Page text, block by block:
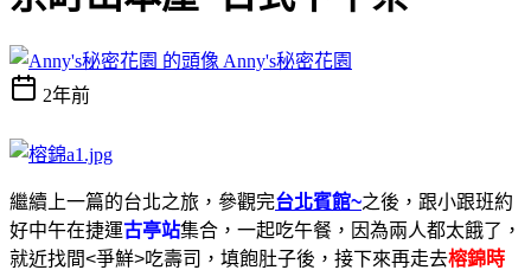
Anny's秘密花園
2年前
繼續上一篇的台北之旅，參觀完台北賓館~之後，跟小跟班約
好中午在捷運古亭站集合，一起吃午餐，因為兩人都太餓了，
就近找間<爭鮮>吃壽司，填飽肚子後，接下來再走去榕錦時